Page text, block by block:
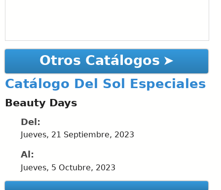
Otros Catálogos
Catálogo Del Sol Especiales
Beauty Days
Del:
Jueves, 21 Septiembre, 2023
Al:
Jueves, 5 Octubre, 2023